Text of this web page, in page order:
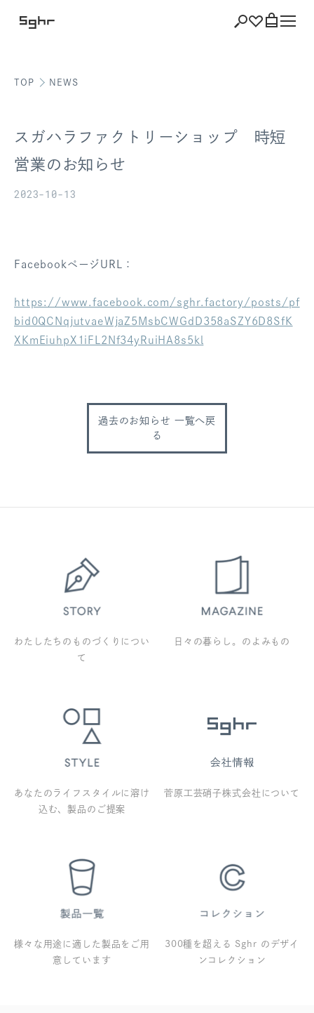
ショッピング バッグを見る
お気に入り
ログアウト
TOP NEWS
スガハラファクトリーショップ 時短
営業のお知らせ
2023-10-13
FacebookページURL：
https://www.facebook.com/sghr.factory/posts/pf
bid0QCNqjutvaeWjaZ5MsbCWGdD358aSZY6D8SfK
XKmEiuhpX1iFL2Nf34yRuiHA8s5kl
過去のお知らせ 一覧へ戻
る
わたしたちのものづくりについ
て
日々の暮らし。のよみもの
あなたのライフスタイルに溶け
込む、製品のご提案
菅原工芸硝子株式会社について
様々な用途に適した製品をご用
意しています
300種を超える Sghr のデザイ
ンコレクション